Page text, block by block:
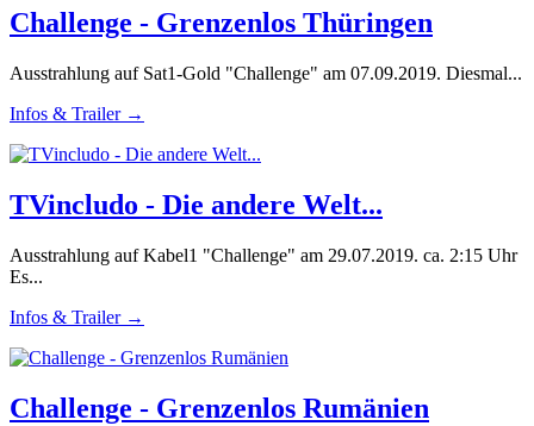
Challenge - Grenzenlos Thüringen
Ausstrahlung auf Sat1-Gold "Challenge" am 07.09.2019. Diesmal...
Infos & Trailer →
TVincludo - Die andere Welt...
Ausstrahlung auf Kabel1 "Challenge" am 29.07.2019. ca. 2:15 Uhr
Es...
Infos & Trailer →
Challenge - Grenzenlos Rumänien